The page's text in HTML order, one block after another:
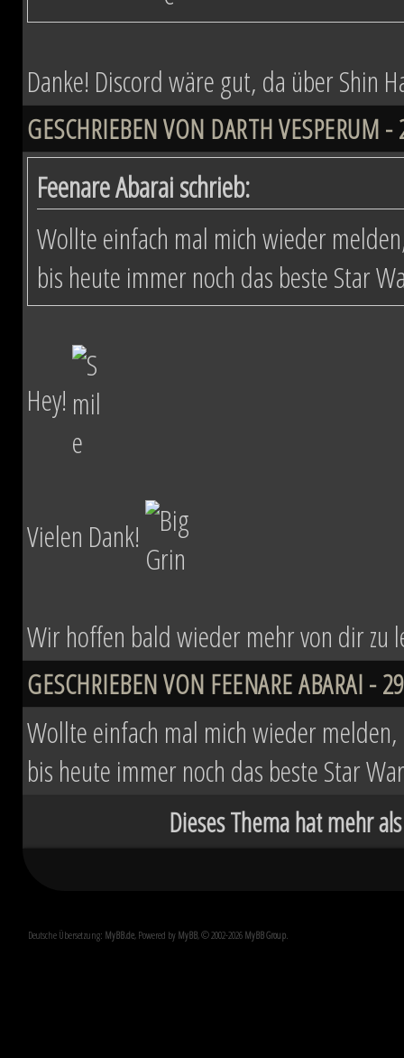
Danke! Discord wäre gut, da über Shin
GESCHRIEBEN VON DARTH
Feenare Abarai schrieb:
Wollte einfach mal mich wieder
bis heute immer noch das beste Star
Hey!
Vielen Dank!
Wir hoffen bald wieder mehr von dir zu
GESCHRIEBEN VON FEENARE ABARAI -
Wollte einfach mal mich wieder
bis heute immer noch das beste Star
Dieses Thema hat mehr
Deutsche Übersetzung: MyBB.de, Powered by MyBB, © 2002-2026 MyBB Group.